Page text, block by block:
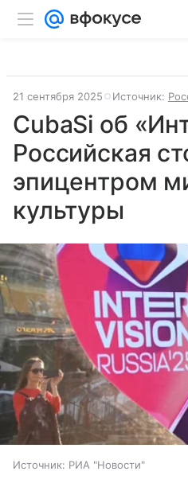
21 сентября 2025 Источник:
CubaSi об
Российская
эпицентром
культуры
Источник: РИА "Новости"